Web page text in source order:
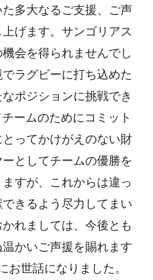
多大なるご支援、ご声
げます。サンゴリアス
会を得られませんでし
ラグビーに打ち込めた
ポジションに挑戦でき
ームのためにコミット
ってかけがえのない財
としてチームの優勝を
すが、これからは違っ
きるよう尽力してまい
れましては、今後とも
かいご声援を賜れます
お世話になりました。